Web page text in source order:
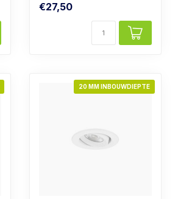
€27,50
20 MM INBOUWDIEPTE